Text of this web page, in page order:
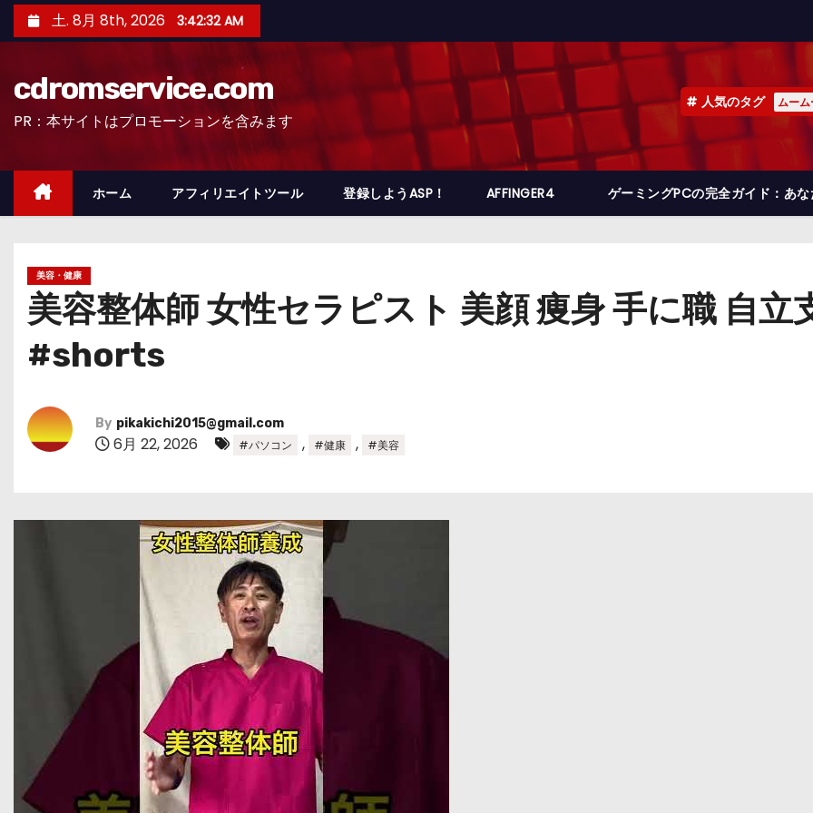
ン
ッ
土. 8月 8th, 2026 3:42:33 AM
cdromservice.com
PR：本サイトはプロモーションを含みます
人気のタグ ムー
ホーム アフィリエイトツール 登録しようASP！ AFFINGER4 ゲーミングPCの完全ガイド：あ
美容・健康
美容整体師 女性セラピスト 美顔 痩身 手に職 自立
#shorts
By pikakichi2015@gmail.com
6月 22, 2026 #パソコン , #健康 , #美容